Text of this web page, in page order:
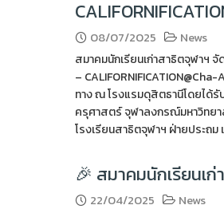
08/07/2025 News
สมาคมนักเรียนเก่าสาธิตจุฬาฯ จั
–
ทาง ณ โรงแรมดุสิตธานีโดยได้
ครุศาสตร์ จุฬาลงกรณ์มหาวิทยา
โรงเรียนสาธิตจุฬาฯ ฝ่ายประ
🎉 สมาคมนักเรียนเ
22/04/2025 News